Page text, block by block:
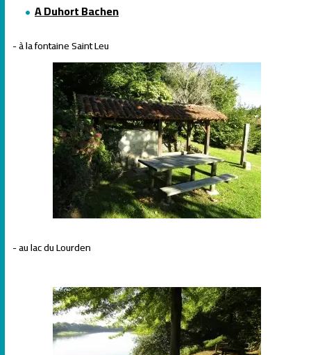
A Duhort Bachen
- à la fontaine Saint Leu
- au lac du Lourden